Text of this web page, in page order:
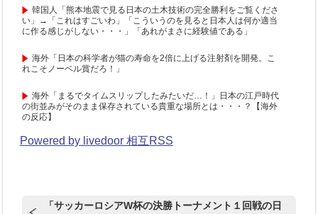
韓国人「熊本地震で見る日本の土木技術の完全勝利をご覧くださ
い」→「これはすごいわ」「こういうのを見ると日本人は何か適当
に作る感じがしない・・・」「あれがまさに経験値である」
海外「日本の科学者が猫の寿命を2倍に上げる注射剤を開発。こ
れこそノーベル賞だろ！」
海外「まるでタイムスリップしたみたいだ…！」日本の江戸時代
の街並みがそのまま保存されている貴重な場所とは・・・？【海外
の反応】
Powered by livedoor 相互RSS
「サッカーロシアW杯の決勝トーナメント１回戦の日